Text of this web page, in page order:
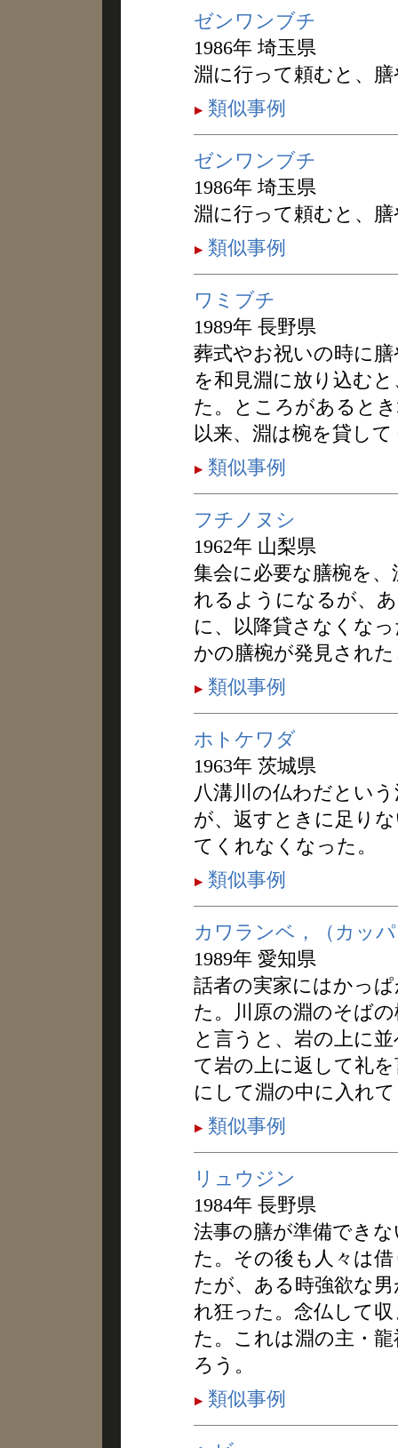
ゼンワンブチ
1986年 埼玉県
淵に行って頼むと、
類似事例
ゼンワンブチ
1986年 埼玉県
淵に行って頼むと、
類似事例
ワミブチ
1989年 長野県
葬式やお祝いの時に
を和見淵に放り込む
た。ところがあると
以来、淵は椀を貸し
類似事例
フチノヌシ
1962年 山梨県
集会に必要な膳椀を
れるようになるが、
に、以降貸さなくな
かの膳椀が発見され
類似事例
ホトケワダ
1963年 茨城県
八溝川の仏わだとい
が、返すときに足り
てくれなくなった。
類似事例
カワランベ，（カッ
1989年 愛知県
話者の実家にはかっ
た。川原の淵のそば
と言うと、岩の上に
て岩の上に返して礼
にして淵の中に入れ
類似事例
リュウジン
1984年 長野県
法事の膳が準備でき
た。その後も人々は
たが、ある時強欲な
れ狂った。念仏して
た。これは淵の主・
ろう。
類似事例